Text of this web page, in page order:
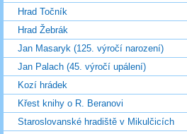
Hrad Točník
Hrad Žebrák
Jan Masaryk (125. výročí narození)
Jan Palach (45. výročí upálení)
Kozí hrádek
Křest knihy o R. Beranovi
Staroslovanské hradiště v Mikulčicích